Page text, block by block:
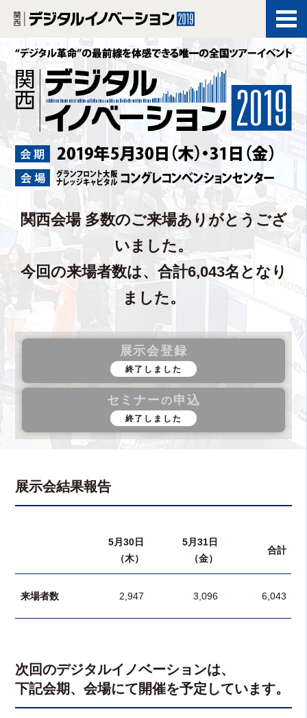
関西会場 多数のご来場ありがとうござ
いました。
今回の来場者数は、合計6,043名となり
ました。
展示会登録
終了しました
セミナー の申込
終了しました
展示会結果報告
5月30日
（木）
5月31日
（金）
合計
来場者数 2,947 3,096 6,043
次回のデジタルイノベーションは、
下記会期、会場にて開催を予定しています。